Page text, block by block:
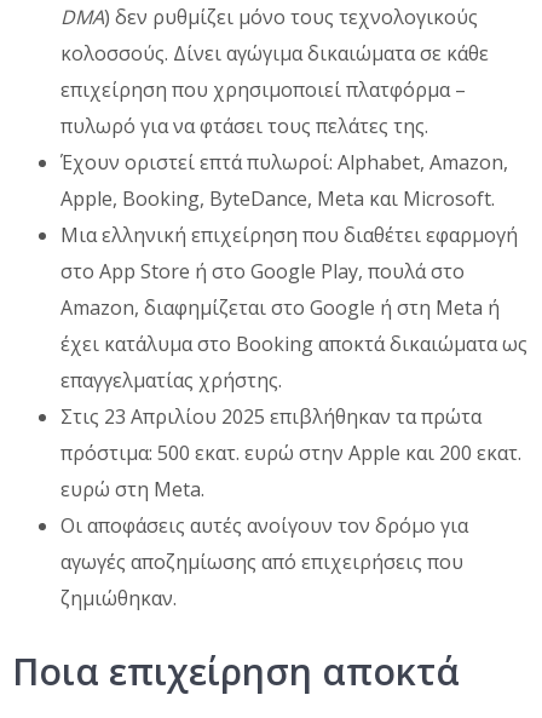
DMA) δεν ρυθμίζει μόνο τους τεχνολογικούς
κολοσσούς. Δίνει αγώγιμα δικαιώματα σε κάθε
επιχείρηση που χρησιμοποιεί πλατφόρμα –
πυλωρό για να φτάσει τους πελάτες της.
Έχουν οριστεί επτά πυλωροί: Alphabet, Amazon,
Apple, Booking, ByteDance, Meta και Microsoft.
Μια ελληνική επιχείρηση που διαθέτει εφαρμογή
στο App Store ή στο Google Play, πουλά στο
Amazon, διαφημίζεται στο Google ή στη Meta ή
έχει κατάλυμα στο Booking αποκτά δικαιώματα ως
επαγγελματίας χρήστης.
Στις 23 Απριλίου 2025 επιβλήθηκαν τα πρώτα
πρόστιμα: 500 εκατ. ευρώ στην Apple και 200 εκατ.
ευρώ στη Meta.
Οι αποφάσεις αυτές ανοίγουν τον δρόμο για
αγωγές αποζημίωσης από επιχειρήσεις που
ζημιώθηκαν.
Ποια επιχείρηση αποκτά